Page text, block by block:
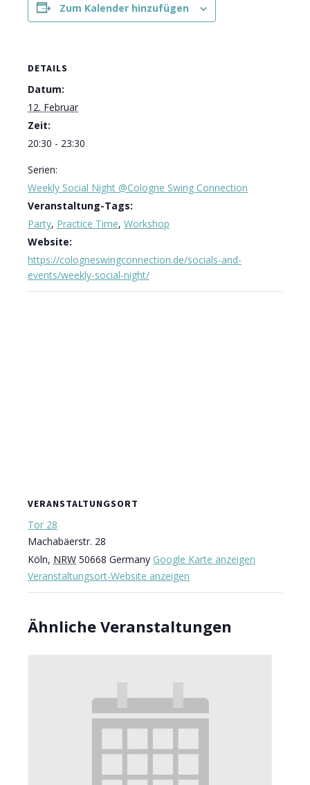
Zum Kalender hinzufügen
DETAILS
Datum:
12. Februar
Zeit:
20:30 - 23:30
Serien:
Weekly Social Night @Cologne Swing Connection
Veranstaltung-Tags:
Party, Practice Time, Workshop
Website:
https://cologneswingconnection.de/socials-and-
events/weekly-social-night/
VERANSTALTUNGSORT
Tor 28
Machabäerstr. 28
Köln, NRW 50668 Germany Google Karte anzeigen
Veranstaltungsort-Website anzeigen
Ähnliche Veranstaltungen